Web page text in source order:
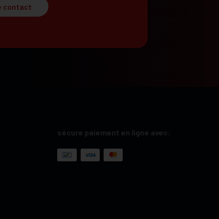
contact
sécure paiement en ligne avec: